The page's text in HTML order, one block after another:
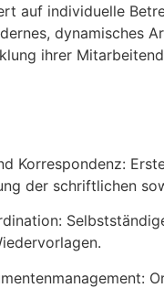
auf individuelle
dynamisches
ihrer
Korrespondenz:
der schriftlichen